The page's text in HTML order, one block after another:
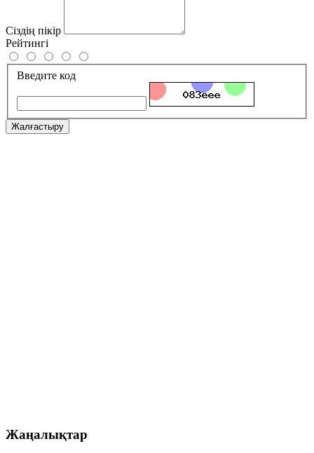
Сіздің пікір
Рейтингі
Введите код
Жалғастыру
Жаңалықтар